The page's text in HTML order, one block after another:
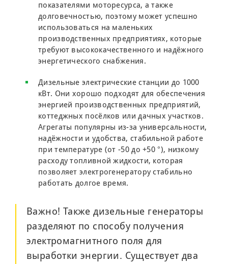
показателями моторесурса, а также
долговечностью, поэтому может успешно
использоваться на маленьких
производственных предприятиях, которые
требуют высококачественного и надёжного
энергетического снабжения.
Дизельные электрические станции до 1000
кВт. Они хорошо подходят для обеспечения
энергией производственных предприятий,
коттеджных посёлков или дачных участков.
Агрегаты популярны из-за универсальности,
надёжности и удобства, стабильной работе
при температуре (от -50 до +50 °), низкому
расходу топливной жидкости, которая
позволяет электрогенератору стабильно
работать долгое время.
Важно! Также дизельные генераторы
разделяют по способу получения
электромагнитного поля для
выработки энергии. Существует два